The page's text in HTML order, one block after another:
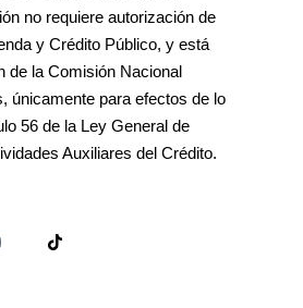
no requiere autorización de
y Crédito Público, y está
de la Comisión Nacional
únicamente para efectos de lo
56 de la Ley General de
Auxiliares del Crédito.